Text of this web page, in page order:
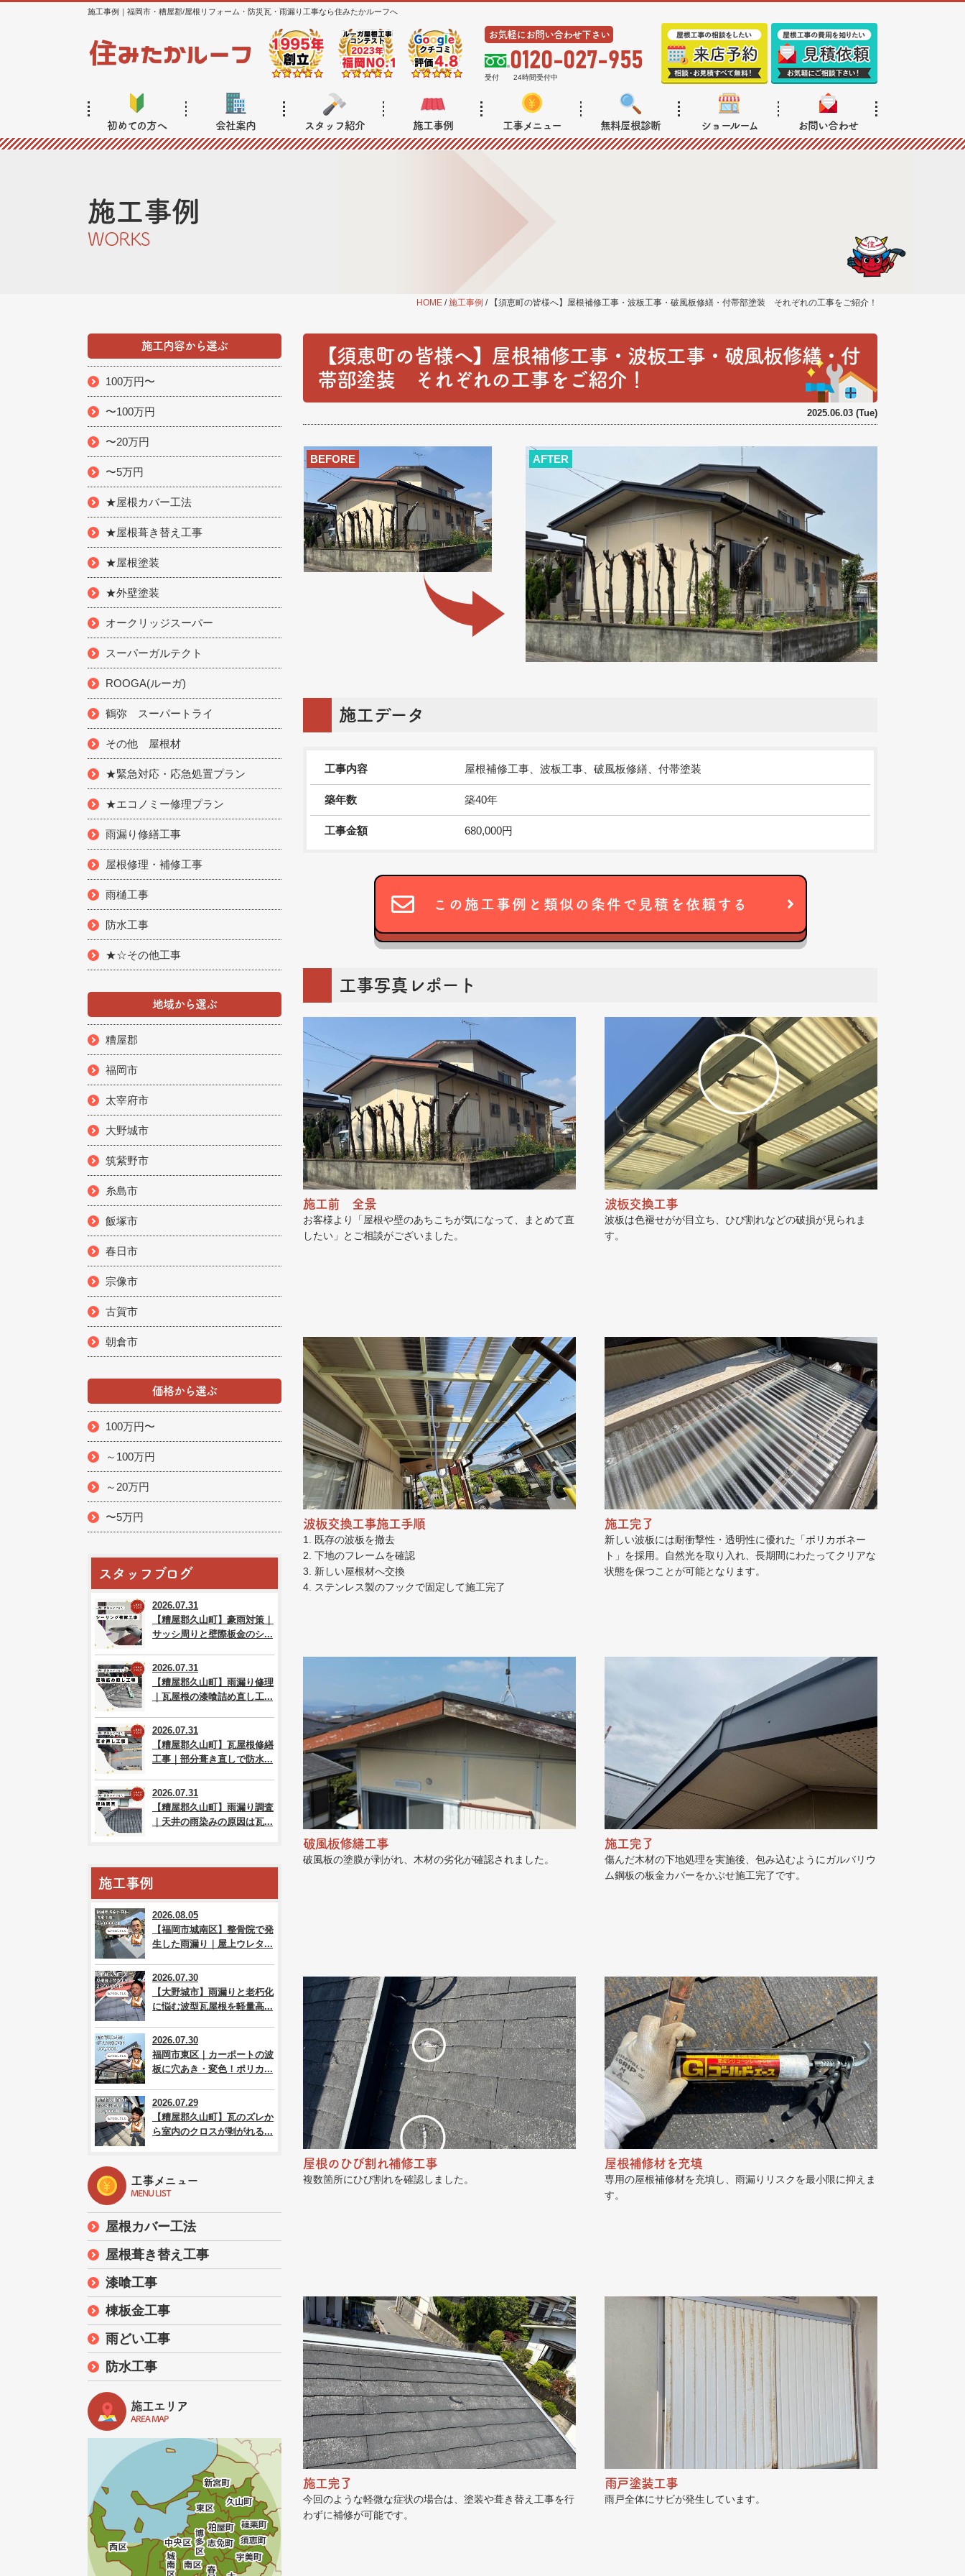
施工事例｜福岡市・糟屋郡/屋根リフォーム・防災瓦・雨漏り工事なら住みたかルーフへ
お気軽にお問い合わせ下さい
0120-027-955
受付 24時間受付中
初めての方へ 会社案内 スタッフ紹介 施工事例 工事メニュー 無料屋根診断 ショールーム お問い合わせ
施工事例
WORKS
HOME /施工事例 / 【須恵町の皆様へ】屋根補修工事・波板工事・破風板修繕・付帯部塗装 それぞれの工事をご紹介！
【須恵町の皆様へ】屋根補修工事・波板工事・破風板修繕・付
帯部塗装 それぞれの工事をご紹介！
2025.06.03 (Tue)
BEFORE AFTER
施工データ
工事内容 屋根補修工事、波板工事、破風板修繕、付帯塗装
築年数 築40年
工事金額 680,000円
この施工事例と類似の条件で見積を依頼する
工事写真レポート
施工前 全景
お客様より「屋根や壁のあちこちが気になって、まとめて直
したい」とご相談がございました。
波板交換工事
波板は色褪せがが目立ち、ひび割れなどの破損が見られま
す。
波板交換工事施工手順
1. 既存の波板を撤去
2. 下地のフレームを確認
3. 新しい屋根材へ交換
4. ステンレス製のフックで固定して施工完了
施工完了
新しい波板には耐衝撃性・透明性に優れた「ポリカボネー
ト」を採用。自然光を取り入れ、長期間にわたってクリアな
状態を保つことが可能となります。
破風板修繕工事
破風板の塗膜が剥がれ、木材の劣化が確認されました。
施工完了
傷んだ木材の下地処理を実施後、包み込むようにガルバリウ
ム鋼板の板金カバーをかぶせ施工完了です。
屋根のひび割れ補修工事
複数箇所にひび割れを確認しました。
屋根補修材を充填
専用の屋根補修材を充填し、雨漏りリスクを最小限に抑えま
す。
施工完了
今回のような軽微な症状の場合は、塗装や葺き替え工事を行
わずに補修が可能です。
雨戸塗装工事
雨戸全体にサビが発生しています。
施工内容から選ぶ
100万円〜
〜100万円
〜20万円
〜5万円
★屋根カバー工法
★屋根葺き替え工事
★屋根塗装
★外壁塗装
オークリッジスーパー
スーパーガルテクト
ROOGA(ルーガ)
鶴弥 スーパートライ
その他 屋根材
★緊急対応・応急処置プラン
★エコノミー修理プラン
雨漏り修繕工事
屋根修理・補修工事
雨樋工事
防水工事
★☆その他工事
地域から選ぶ
糟屋郡
福岡市
太宰府市
大野城市
筑紫野市
糸島市
飯塚市
春日市
宗像市
古賀市
朝倉市
価格から選ぶ
100万円〜
～100万円
～20万円
〜5万円
スタッフブログ
2026.07.31
【糟屋郡久山町】豪雨対策｜
サッシ周りと壁際板金のシ...
2026.07.31
【糟屋郡久山町】雨漏り修理
｜瓦屋根の漆喰詰め直し工...
2026.07.31
【糟屋郡久山町】瓦屋根修繕
工事｜部分葺き直しで防水...
2026.07.31
【糟屋郡久山町】雨漏り調査
｜天井の雨染みの原因は瓦...
施工事例
2026.08.05
【福岡市城南区】整骨院で発
生した雨漏り｜屋上ウレタ...
2026.07.30
【大野城市】雨漏りと老朽化
に悩む波型瓦屋根を軽量高...
2026.07.30
福岡市東区｜カーポートの波
板に穴あき・変色！ポリカ...
2026.07.29
【糟屋郡久山町】瓦のズレか
ら室内のクロスが剥がれる...
工事メニュー
MENU LIST
屋根カバー工法
屋根葺き替え工事
漆喰工事
棟板金工事
雨どい工事
防水工事
施工エリア
AREA MAP